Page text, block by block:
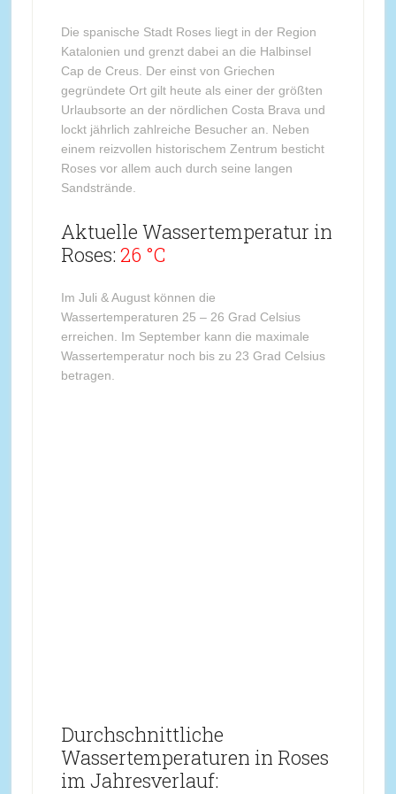
Die spanische Stadt Roses liegt in der Region
Katalonien und grenzt dabei an die Halbinsel
Cap de Creus. Der einst von Griechen
gegründete Ort gilt heute als einer der größten
Urlaubsorte an der nördlichen Costa Brava und
lockt jährlich zahlreiche Besucher an. Neben
einem reizvollen historischem Zentrum besticht
Roses vor allem auch durch seine langen
Sandstrände.
Aktuelle Wassertemperatur in
Roses: 26 °C
Im Juli & August können die
Wassertemperaturen 25 – 26 Grad Celsius
erreichen. Im September kann die maximale
Wassertemperatur noch bis zu 23 Grad Celsius
betragen.
Durchschnittliche
Wassertemperaturen in Roses
im Jahresverlauf: